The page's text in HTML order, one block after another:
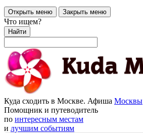
Открыть меню Закрыть меню
Что ищем?
Найти
Куда сходить в Москве. Афиша Москвы
Помощник и путеводитель
по интересным местам
и лучшим событиям